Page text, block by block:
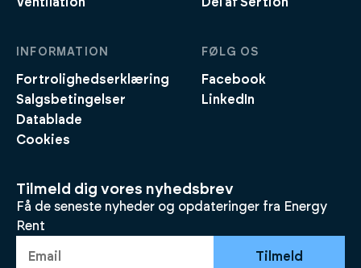
Ventilation
Del af Sertion
INFORMATION
Fortrolighedserklæring
Salgsbetingelser
Datablade
Cookies
FØLG OS
Facebook
LinkedIn
Tilmeld dig vores nyhedsbrev
Få de seneste nyheder og opdateringer fra Energy
Rent
Tilmeld